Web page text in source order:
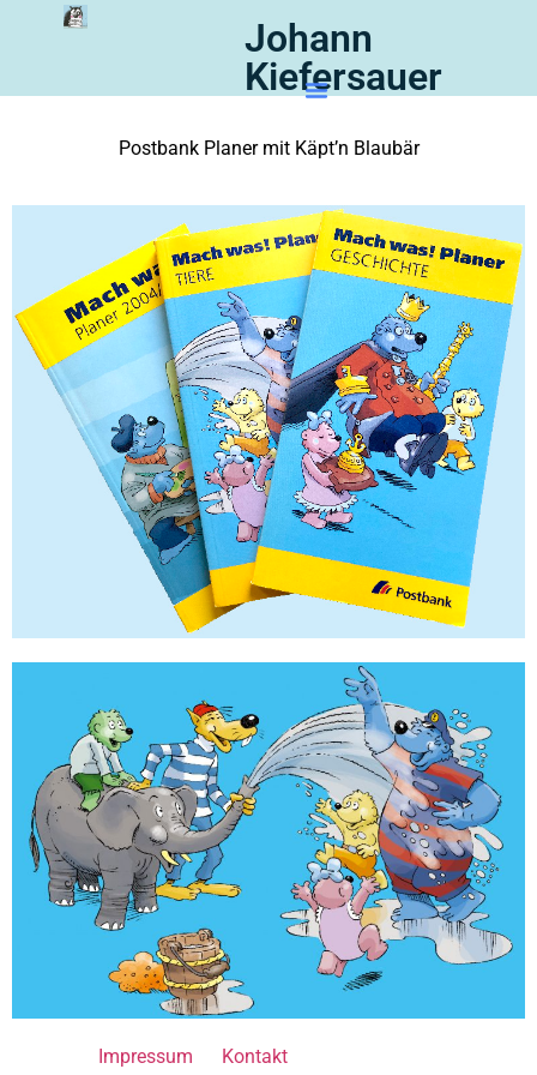
Johann
Kiefersauer
Postbank Planer mit Käpt’n Blaubär
Impressum Kontakt